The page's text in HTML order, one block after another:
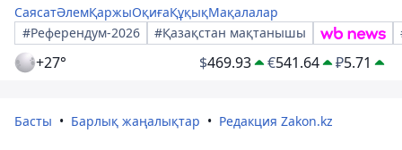
СаясатӘлемҚаржыОқиғаҚұқықМақалалар
#Референдум-2026
#Қазақстан мақтанышы
+27° $469.93 €541.64 ₽5.71
Басты Барлық жаңалықтар Редакция Zakon.kz